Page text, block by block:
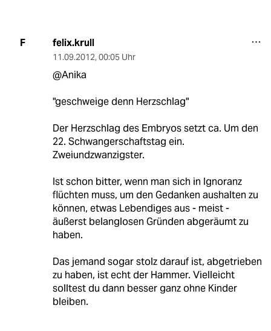
F felix.krull
11.09.2012, 00:05 Uhr
@Anika
"geschweige denn Herzschlag"
Der Herzschlag des Embryos setzt ca. Um den
22. Schwangerschaftstag ein.
Zweiundzwanzigster.
Ist schon bitter, wenn man sich in Ignoranz
flüchten muss, um den Gedanken aushalten zu
können, etwas Lebendiges aus - meist -
äußerst belanglosen Gründen abgeräumt zu
haben.
Das jemand sogar stolz darauf ist, abgetrieben
zu haben, ist echt der Hammer. Vielleicht
solltest du dann besser ganz ohne Kinder
bleiben.